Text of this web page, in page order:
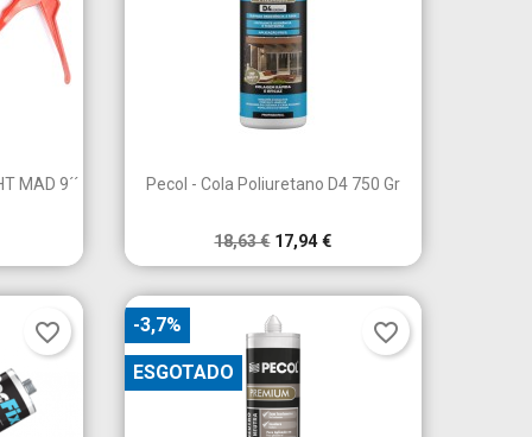
MAD 9´´  Vista rápida
Pecol - Cola Poliuretano D4 750 Gr
18,63 € 17,94 €
favorite_border -3,7%
ESGOTADO
favorite_border